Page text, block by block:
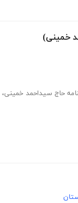
خمینی)
حاج سیداحمد خمینی،